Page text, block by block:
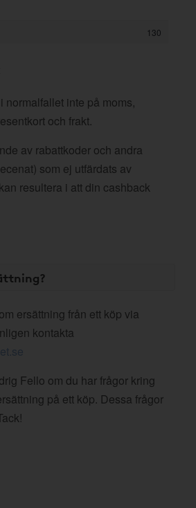
130
normalfallet inte på moms,
och frakt.
av rabattkoder och andra
som ej utfärdats av
resultera i att din cashback
ersättning från ett köp via
kontakta
Fello om du har frågor kring
på ett köp. Dessa frågor